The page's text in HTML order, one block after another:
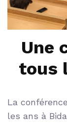
Une
tous
La
les ans à